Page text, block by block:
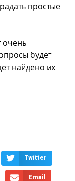
простые
очень
будет
найдено их
Twitter
Email